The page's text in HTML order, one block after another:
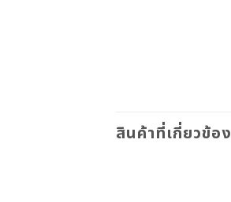
สินค้าที่เกี่ยวข้อง